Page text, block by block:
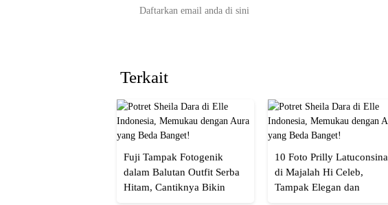
Terkait
Fuji Tampak Fotogenik
dalam Balutan Outfit Serba
Hitam, Cantiknya Bikin
10 Foto Prilly Latuconsina
di Majalah Hi Celeb,
Tampak Elegan dan